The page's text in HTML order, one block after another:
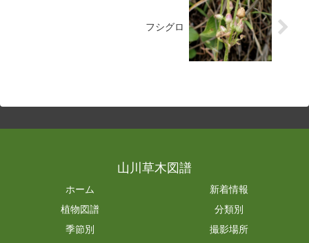
フシグロ
山川草木図譜
ホーム
新着情報
植物図譜
分類別
季節別
撮影場所